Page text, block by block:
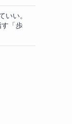
いい。
「歩